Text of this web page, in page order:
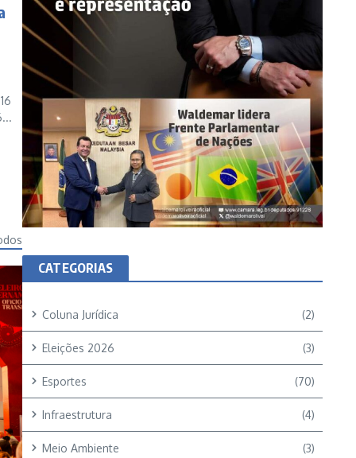
CATEGORIAS
Coluna Jurídica (2)
Eleições 2026 (3)
Esportes (70)
Infraestrutura (4)
Meio Ambiente (3)